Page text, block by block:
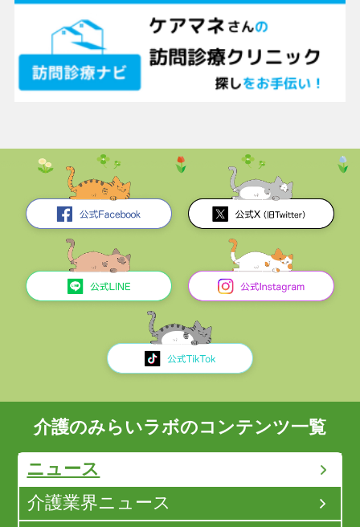
介護のみらいラボのコンテンツ一覧
ニュース
介護業界ニュース